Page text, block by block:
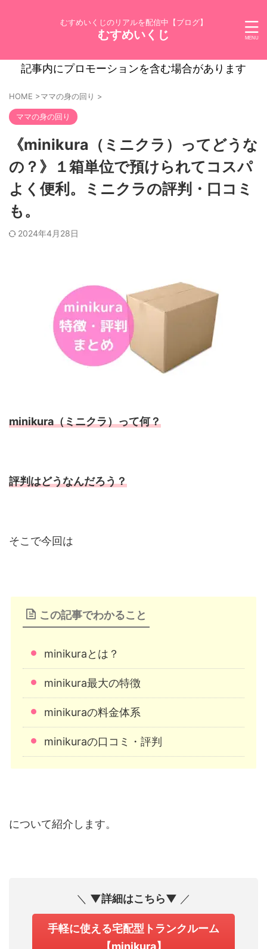
むすめいくじのリアルを配信中【ブログ】
むすめいくじ
記事内にプロモーションを含む場合があります
HOME >ママの身の回り >
ママの身の回り
《minikura（ミニクラ）ってどうな
の？》１箱単位で預けられてコスパ
よく便利。ミニクラの評判・口コミ
も。
2024年4月28日
minikura（ミニクラ）って何？
評判はどうなんだろう？
そこで今回は
この記事でわかること
minikuraとは？
minikura最大の特徴
minikuraの料金体系
minikuraの口コミ・評判
について紹介します。
＼ ▼詳細はこちら▼ ／
手軽に使える宅配型トランクルーム
【minikura】